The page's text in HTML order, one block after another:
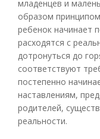
младенцев и
образом
ребенок начинает
расходятся с
дотронуться до
соответствуют
постепенно
наставлениям,
родителей,
реальности.